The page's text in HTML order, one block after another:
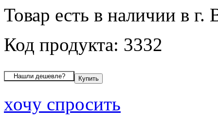
Товар есть в наличии в г.
Код продукта: 3332
хочу спросить